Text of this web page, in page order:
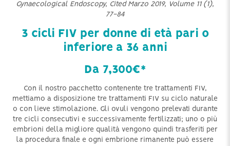
Gynaecological Endoscopy, Cited Marzo 2019, Volume 11 (1),
77-84
3 cicli FIV per donne di età pari o
inferiore a 36 anni
Da 7,300€*
Con il nostro pacchetto contenente tre trattamenti FIV,
mettiamo a disposizione tre trattamenti FIV su ciclo naturale
o con lieve stimolazione. Gli ovuli vengono prelevati durante
tre cicli consecutivi e successivamente fertilizzati; uno o più
embrioni della migliore qualità vengono quindi trasferiti per
la procedura finale e ogni embrione rimanente può essere